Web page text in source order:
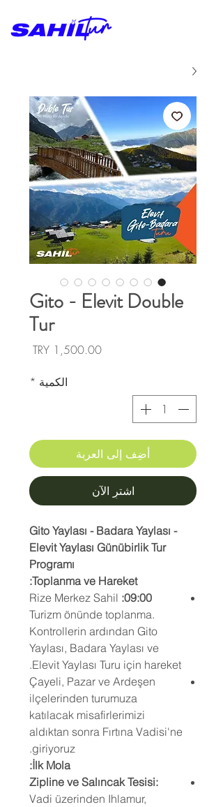
Gito - Elevit Double
Tur
السعر
الكمية *
أضِف إلى العربة
اشترِ الآن
Gito Yaylası - Badara Yaylası -
Elevit Yaylası Günübirlik Tur
Programı
Toplanma ve Hareket:
09:00:
Rize Merkez Sahil
Turizm önünde toplanma.
Kontrollerin ardından Gito
Yaylası, Badara Yaylası ve
Elevit Yaylası Turu için hareket.
Çayeli, Pazar ve Ardeşen
ilçelerinden turumuza
katılacak misafirlerimizi
aldıktan sonra Fırtına Vadisi'ne
giriyoruz.
İlk Mola:
Zipline ve Salıncak Tesisi:
Vadi üzerinden Ihlamur,